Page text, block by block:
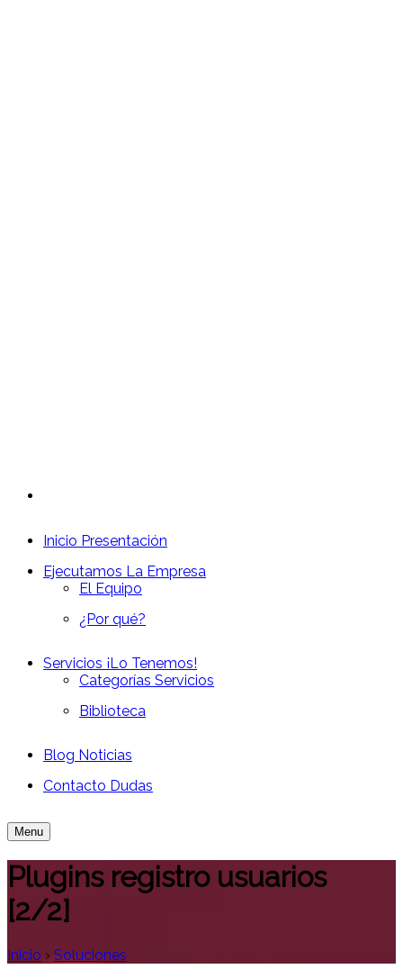
Inicio Presentación
Ejecutamos La Empresa
El Equipo
¿Por qué?
Servicios ¡Lo Tenemos!
Categorías Servicios
Biblioteca
Blog Noticias
Contacto Dudas
Menu
Plugins registro usuarios
[2/2]
Inicio › Soluciones